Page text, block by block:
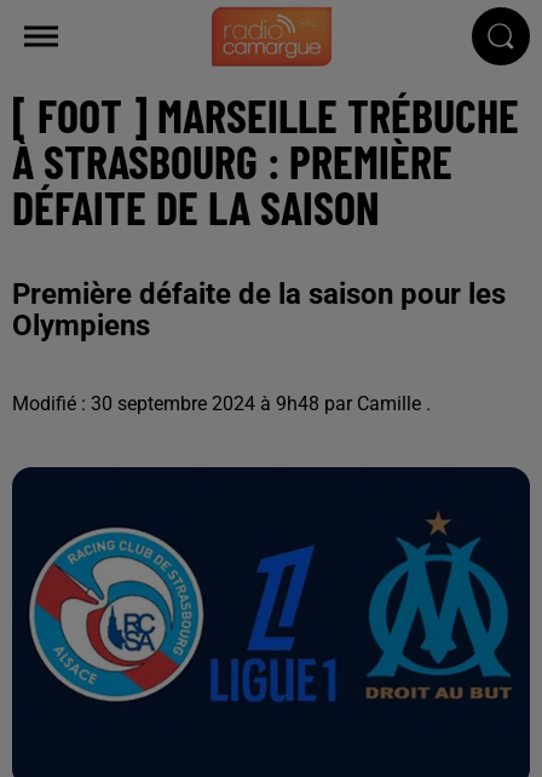
[ FOOT ] MARSEILLE TRÉBUCHE
À STRASBOURG : PREMIÈRE
DÉFAITE DE LA SAISON
Première défaite de la saison pour les
Olympiens
Modifié : 30 septembre 2024 à 9h48 par Camille .